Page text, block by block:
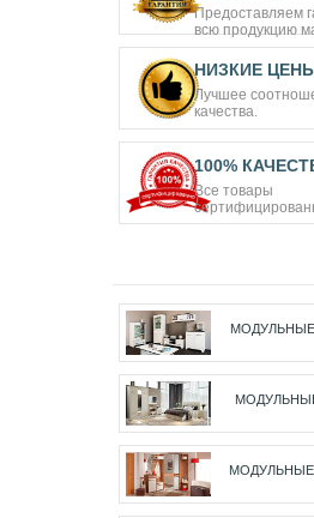
Предоставляем
всю продукцию
НИЗКИЕ
Лучшее
качества.
100%
Все товары